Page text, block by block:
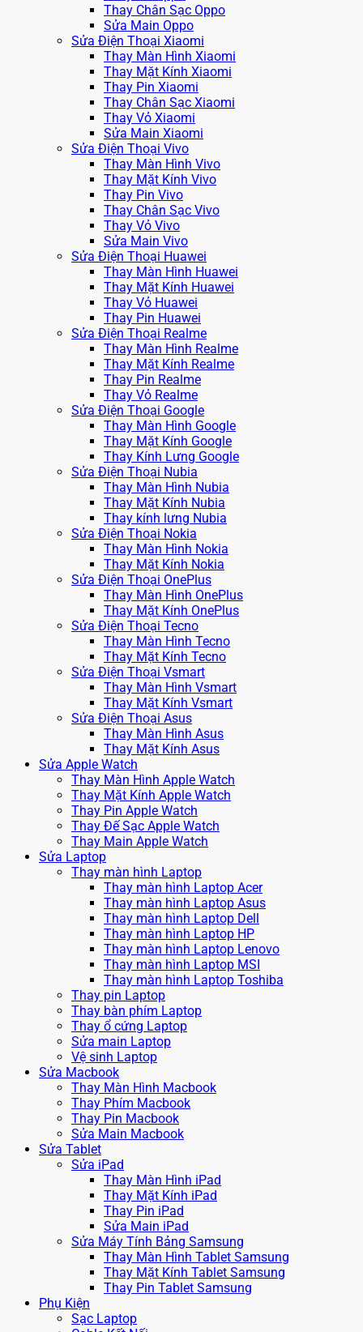
Thay Chân Sạc Oppo
Sửa Main Oppo
Sửa Điện Thoại Xiaomi
Thay Màn Hình Xiaomi
Thay Mặt Kính Xiaomi
Thay Pin Xiaomi
Thay Chân Sạc Xiaomi
Thay Vỏ Xiaomi
Sửa Main Xiaomi
Sửa Điện Thoại Vivo
Thay Màn Hình Vivo
Thay Mặt Kính Vivo
Thay Pin Vivo
Thay Chân Sạc Vivo
Thay Vỏ Vivo
Sửa Main Vivo
Sửa Điện Thoại Huawei
Thay Màn Hình Huawei
Thay Mặt Kính Huawei
Thay Vỏ Huawei
Thay Pin Huawei
Sửa Điện Thoại Realme
Thay Màn Hình Realme
Thay Mặt Kính Realme
Thay Pin Realme
Thay Vỏ Realme
Sửa Điện Thoại Google
Thay Màn Hình Google
Thay Mặt Kính Google
Thay Kính Lưng Google
Sửa Điện Thoại Nubia
Thay Màn Hình Nubia
Thay Mặt Kính Nubia
Thay kính lưng Nubia
Sửa Điện Thoại Nokia
Thay Màn Hình Nokia
Thay Mặt Kính Nokia
Sửa Điện Thoại OnePlus
Thay Màn Hình OnePlus
Thay Mặt Kính OnePlus
Sửa Điện Thoại Tecno
Thay Màn Hình Tecno
Thay Mặt Kính Tecno
Sửa Điện Thoại Vsmart
Thay Màn Hình Vsmart
Thay Mặt Kính Vsmart
Sửa Điện Thoại Asus
Thay Màn Hình Asus
Thay Mặt Kính Asus
Sửa Apple Watch
Thay Màn Hình Apple Watch
Thay Mặt Kính Apple Watch
Thay Pin Apple Watch
Thay Đế Sạc Apple Watch
Thay Main Apple Watch
Sửa Laptop
Thay màn hình Laptop
Thay màn hình Laptop Acer
Thay màn hình Laptop Asus
Thay màn hình Laptop Dell
Thay màn hình Laptop HP
Thay màn hình Laptop Lenovo
Thay màn hình Laptop MSI
Thay màn hình Laptop Toshiba
Thay pin Laptop
Thay bàn phím Laptop
Thay ổ cứng Laptop
Sửa main Laptop
Vệ sinh Laptop
Sửa Macbook
Thay Màn Hình Macbook
Thay Phím Macbook
Thay Pin Macbook
Sửa Main Macbook
Sửa Tablet
Sửa iPad
Thay Màn Hình iPad
Thay Mặt Kính iPad
Thay Pin iPad
Sửa Main iPad
Sửa Máy Tính Bảng Samsung
Thay Màn Hình Tablet Samsung
Thay Mặt Kính Tablet Samsung
Thay Pin Tablet Samsung
Phụ Kiện
Sạc Laptop